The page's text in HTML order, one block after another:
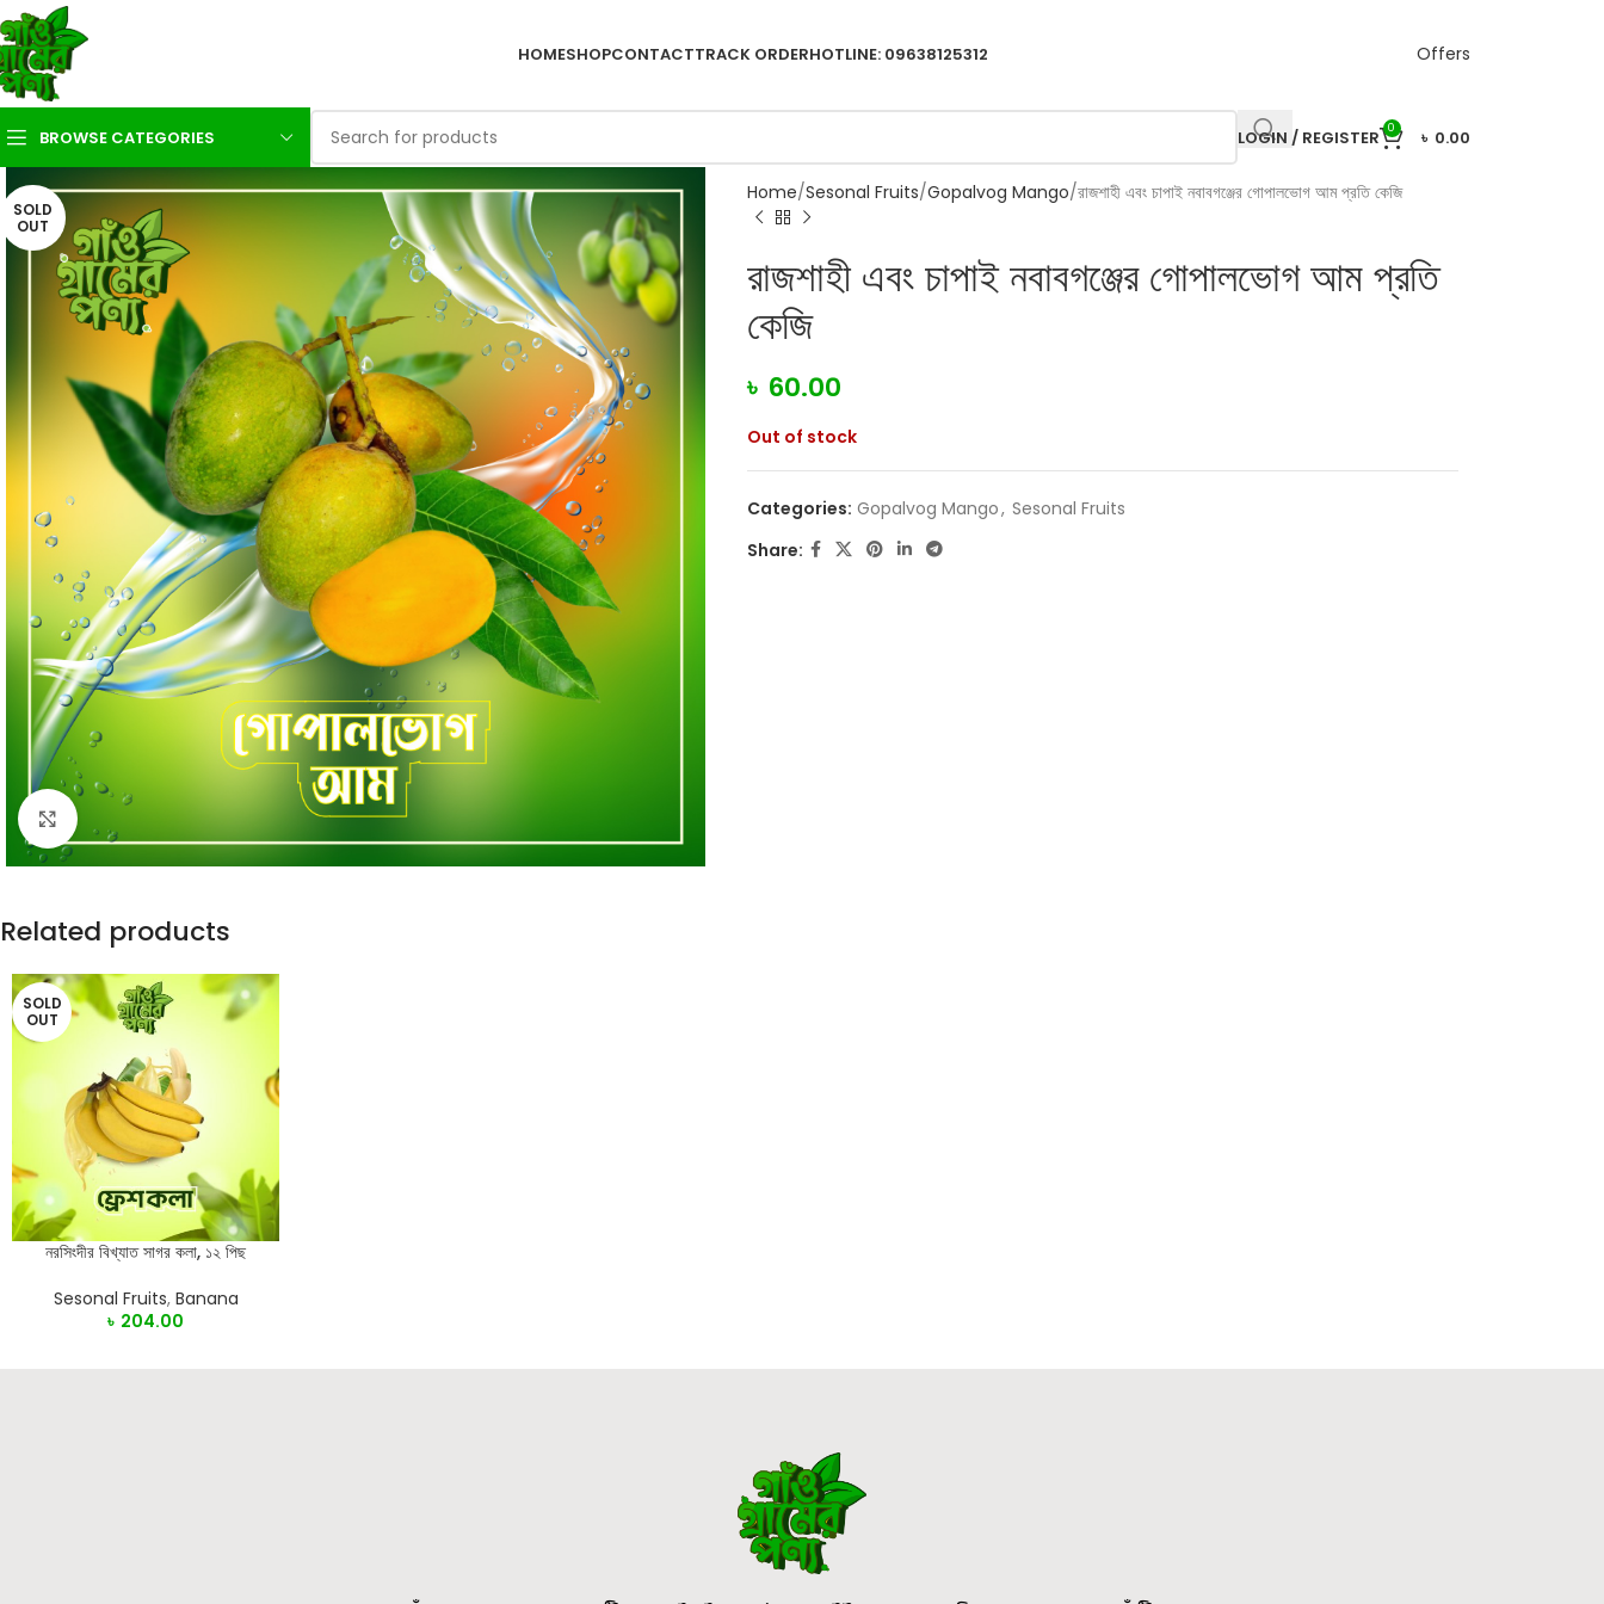
HOMESHOPCONTACTTRACK ORDERHOTLINE: 09638125312 Offers
BROWSE CATEGORIES LOGIN / REGISTER 0 ৳ 0.00
SOLD
OUT
Home Sesonal Fruits Gopalvog Mango রাজশাহী এবং চাপাই নবাবগঞ্জের গোপালভোগ আম প্রতি কেজি
রাজশাহী এবং চাপাই নবাবগঞ্জের গোপালভোগ আম প্রতি
কেজি
৳ 60.00
Out of stock
Categories: Gopalvog Mango, Sesonal Fruits
Share:
Related products
SOLD
OUT
READ MORE
নরসিংদীর বিখ্যাত সাগর কলা, ১২ পিছ
Sesonal Fruits, Banana
৳ 204.00